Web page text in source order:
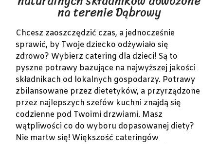
na terenie Dąbrowy
Chcesz zaoszczędzić czas, a jednocześnie
sprawić, by Twoje dziecko odżywiało się
zdrowo? Wybierz catering dla dzieci! Są to
pyszne potrawy bazujące na najwyższej jakości
składnikach od lokalnych gospodarzy. Potrawy
zbilansowane przez dietetyków, a przyrządzone
przez najlepszych szefów kuchni znajdą się
codzienne pod Twoimi drzwiami. Masz
wątpliwości co do wyboru dopasowanej diety?
Nie martw się! Większość cateringów